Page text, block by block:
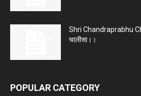
Shri Chandraprabhu
चालीसा।।
POPULAR CATEGORY